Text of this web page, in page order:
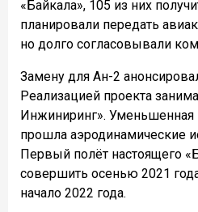
«Байкала», 105 из них
планировали передать
но долго согласовывали
Замену для Ан-2
Реализацией проекта
Инжиниринг». Уменьшенная
прошла аэродинамические
Первый полёт настоящего
совершить осенью 2021
начало 2022 года.